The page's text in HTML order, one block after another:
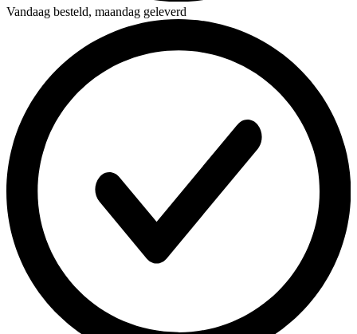
Vandaag besteld, maandag geleverd